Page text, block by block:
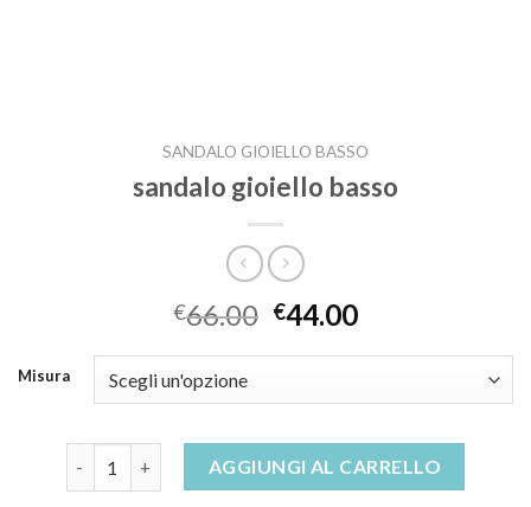
SANDALO GIOIELLO BASSO
sandalo gioiello basso
€66.00 €44.00
Misura
sandalo gioiello basso quantitàAGGIUNGI AL CARRELLO